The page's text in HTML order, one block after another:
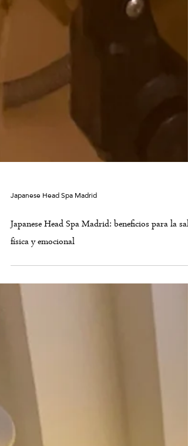
Japanese Head Spa Madrid
Japanese Head Spa Madrid: beneficios para la
física y emocional